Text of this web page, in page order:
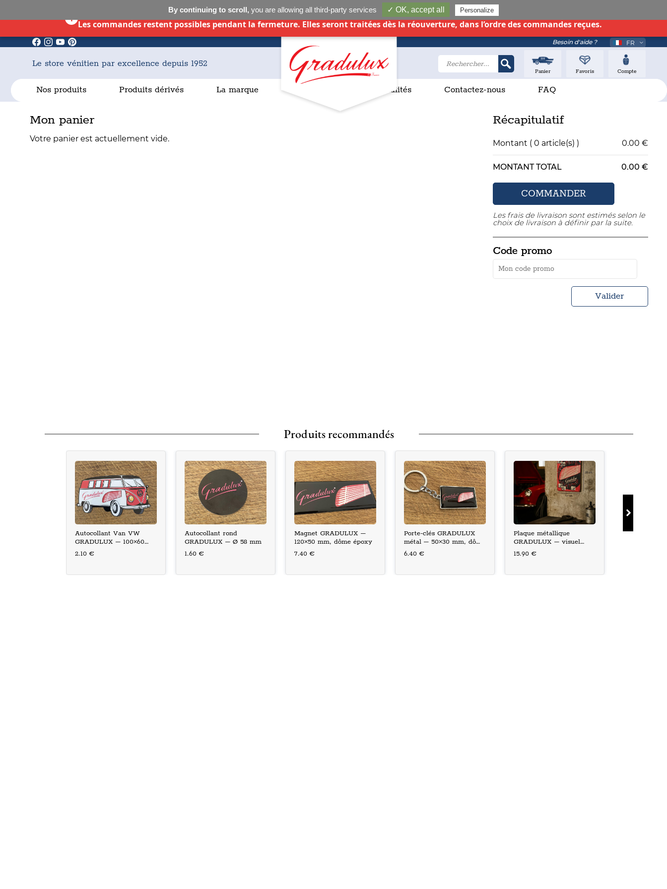
i
Boutique fermée du 06 aout 2025 au 07 septembre 2026
Les commandes restent possibles pendant la fermeture. Elles seront traitées dès la réouverture, dans l’ordre des commandes reçues.
Besoin d'aide ?
FR
EN
Le store vénitien par excellence depuis 1952
Panier Favoris Compte
Nos produits Produits dérivés La marque Actualités Contactez-nous FAQ
Mon panier
Votre panier est actuellement vide.
Récapitulatif
Montant ( 0 article(s) ) 0.00 €
MONTANT TOTAL 0.00 €
Les frais de livraison sont estimés selon le
choix de livraison à définir par la suite.
Code promo
Valider
Produits recommandés
Autocollant Van VW
GRADULUX – 100×60
mm
2.10 €
Autocollant rond
GRADULUX – Ø 58 mm
1.60 €
Magnet GRADULUX –
120×50 mm, dôme époxy
7.40 €
Porte-clés GRADULUX
métal – 50×30 mm, dôme
époxy
6.40 €
Plaque métallique
GRADULUX – visuel
1955, 28×17 cm
15.90 €
Pins
By continuing to scroll, you are allowing all third-party services ✓ OK, accept all Personalize